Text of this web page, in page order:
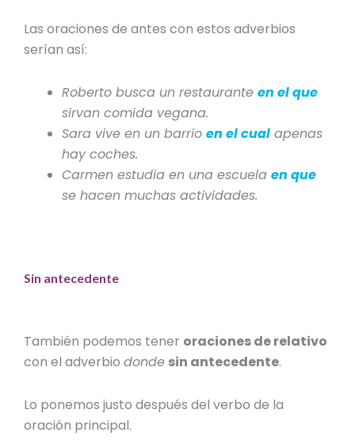
Las oraciones de antes con estos adverbios
serían así:
Roberto busca un restauranteen el que
sirvan comida vegana.
Sara vive en un barrioen el cual apenas
hay coches.
Carmen estudia en una escuelaen que
se hacen muchas actividades.
Sin antecedente
También podemos tener oraciones de relativo
con el adverbiodonde sin antecedente.
Lo ponemos justo después del verbo de la
oración principal.